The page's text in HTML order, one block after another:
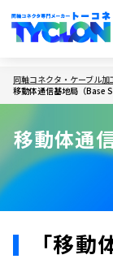
同軸コネクタ・ケーブル
移動体通信基地局（Base
移動体通
「移